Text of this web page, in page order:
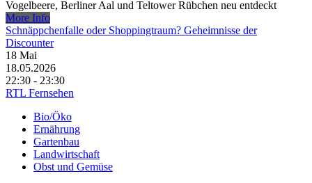
Vogelbeere, Berliner Aal und Teltower Rübchen neu entdeckt
More Info
Schnäppchenfalle oder Shoppingtraum? Geheimnisse der
Discounter
18 Mai
18.05.2026
22:30 - 23:30
RTL Fernsehen
Bio/Öko
Ernährung
Gartenbau
Landwirtschaft
Obst und Gemüse